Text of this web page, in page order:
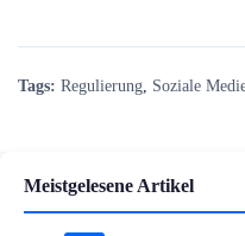
Tags: Regulierung Soziale
Meistgelesene Artikel